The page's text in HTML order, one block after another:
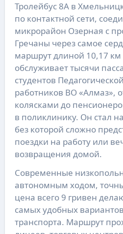
Тролейбус 8А в Хмельницком тихо скользит
по контактной сети,
микрорайон Озерная с
Гречаны через самое
маршрут длиной 10,17
обслуживает тысячи
студентов
работников ВО «Алмаз»,
колясками до
в поликлинику. Он стал
без которой сложно
поездки на работу или
возвращения домой.
Современные
автономным ходом,
цена всего 9 гривен
самых удобных
транспорта. Маршрут